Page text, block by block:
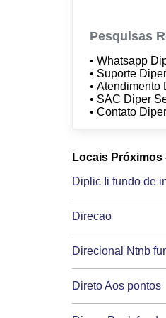
Pesquisas
• Whatsapp
• Suporte
• Atendimento
• SAC Diper
• Contato
Locais Próximos
Diplic Ii fundo de
Direcao
Direcional Ntnb
Direto Aos pontos